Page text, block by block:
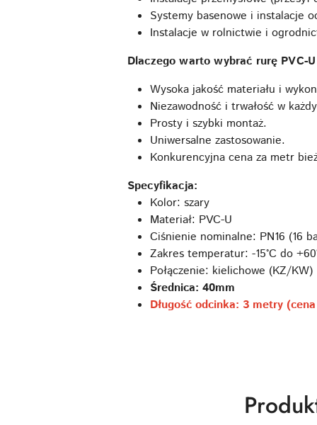
Systemy basenowe i instalacje
Instalacje w rolnictwie i
Dlaczego warto wybrać rurę PVC-U
Wysoka jakość materiału i
Niezawodność i trwałość w
Prosty i szybki montaż.
Uniwersalne zastosowanie.
Konkurencyjna cena za metr
Specyfikacja:
Kolor: szary
Materiał: PVC-U
Ciśnienie nominalne: PN16 (16
Zakres temperatur: -15°C do
Połączenie: kielichowe (KZ/KW)
Średnica: 40mm
Długość odcinka: 3 metry